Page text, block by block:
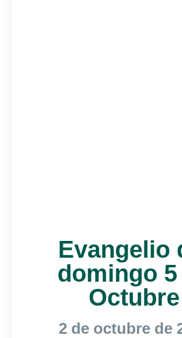
Evangelio
domingo 5
Octubre
2 de octubre de